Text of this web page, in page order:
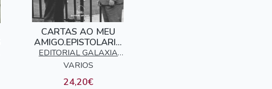
CARTAS AO MEU
AMIGO.EPISTOLARIO
MINDONIENSE
F.RIEGO-CUNQUEIR
EDITORIAL GALAXIA
S.A.
VARIOS
24,20€